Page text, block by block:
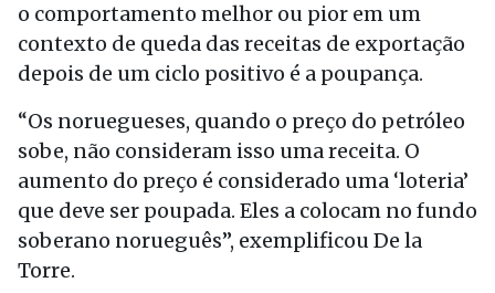
o comportamento melhor ou pior em um
contexto de queda das receitas de exportação
depois de um ciclo positivo é a poupança.
“Os noruegueses, quando o preço do petróleo
sobe, não consideram isso uma receita. O
aumento do preço é considerado uma ‘loteria’
que deve ser poupada. Eles a colocam no fundo
soberano norueguês”, exemplificou De la
Torre.